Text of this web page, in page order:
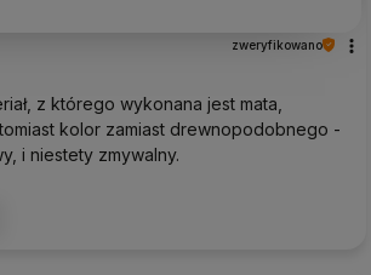
zweryfikowano
z którego wykonana jest mata,
kolor zamiast drewnopodobnego -
i niestety zmywalny.